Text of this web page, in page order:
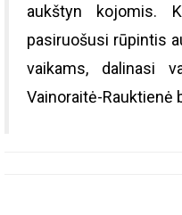
aukštyn kojomis.
pasiruošusi rūpintis
vaikams, dalinasi
Vainoraitė-Rauktienė